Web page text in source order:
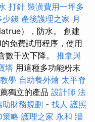
打針 裝潢費用一坪多
少錢 產後護理之家 月
），防水。 創建
免費試用程序，使用
數千次下降。 推拿與
塔 用這種多功能粉末
學 自助餐外燴 太平脊
獨立的產品 設計師 法
財務規劃 - 找人 護照
策略 護理之家 永和 牆